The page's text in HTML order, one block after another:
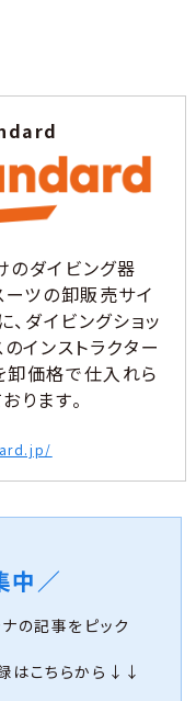
のダイビング器
ーツの卸販売サイ
、ダイビングショッ
インストラクター
卸価格で仕入れら
ります。
中／
の記事をピック
はこちらから↓↓